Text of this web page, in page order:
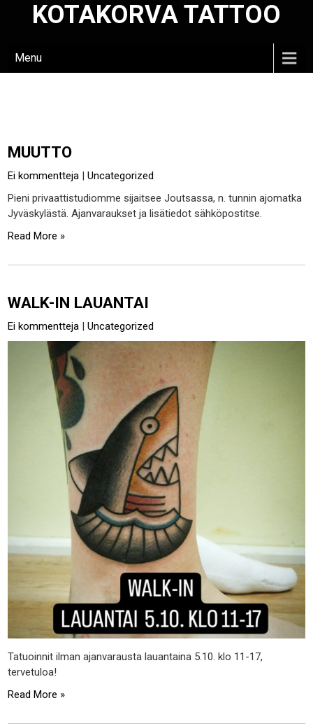
KOTAKORVA TATTOO
Menu
MUUTTO
Ei kommentteja |Uncategorized
Pieni privaattistudiomme sijaitsee Joutsassa, n. tunnin ajomatka
Jyväskylästä. Ajanvaraukset ja lisätiedot sähköpostitse.
Read More »
WALK-IN LAUANTAI
Ei kommentteja |Uncategorized
Tatuoinnit ilman ajanvarausta lauantaina 5.10. klo 11-17,
tervetuloa!
Read More »